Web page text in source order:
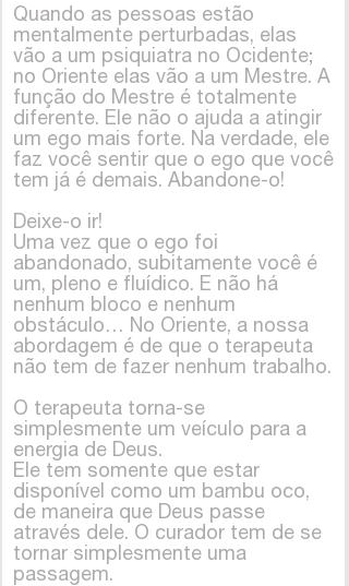
Quando as pessoas estão
mentalmente perturbadas, elas
vão a um psiquiatra no Ocidente;
no Oriente elas vão a um Mestre. A
função do Mestre é totalmente
diferente. Ele não o ajuda a atingir
um ego mais forte. Na verdade, ele
faz você sentir que o ego que você
tem já é demais. Abandone-o!
Deixe-o ir!
Uma vez que o ego foi
abandonado, subitamente você é
um, pleno e fluídico. E não há
nenhum bloco e nenhum
obstáculo… No Oriente, a nossa
abordagem é de que o terapeuta
não tem de fazer nenhum trabalho.
O terapeuta torna-se
simplesmente um veículo para a
energia de Deus.
Ele tem somente que estar
disponível como um bambu oco,
de maneira que Deus passe
através dele. O curador tem de se
tornar simplesmente uma
passagem.